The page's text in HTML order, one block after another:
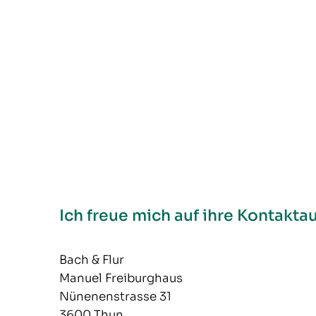
Ich freue mich auf ihre
Bach & Flur
Manuel Freiburghaus
Nünenenstrasse 31